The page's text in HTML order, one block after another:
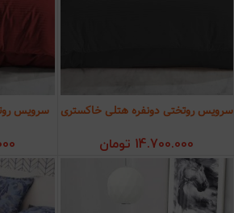
افزودن به سبد خرید
سرویس روتختی دونفره هتلی خاکستری
14.700.000 تومان
سرویس